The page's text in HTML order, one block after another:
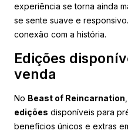
experiência se torna ainda
se sente suave e
conexão com a história.
Edições
venda
No Beast of Reincarnation
edições disponíveis para
benefícios únicos e extras